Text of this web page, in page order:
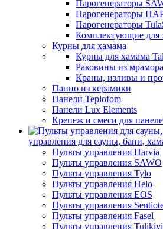
Парогенераторы
Парогенераторы
Парогенераторы
Комплектующие для
Курны для хамама
Курны для хамама
Раковины из мрамора
Краны, изливы и
Панно из керамики
Панели Teplofom
Панели Lux Elements
Крепеж и смеси для
управления для сауны, бани,
Пульты управления Harvia
Пульты управления SAWO
Пульты управления Tylo
Пульты управления Helo
Пульты управления EOS
Пульты управления
Пульты управления Fasel
Пульты управления Tulikivi